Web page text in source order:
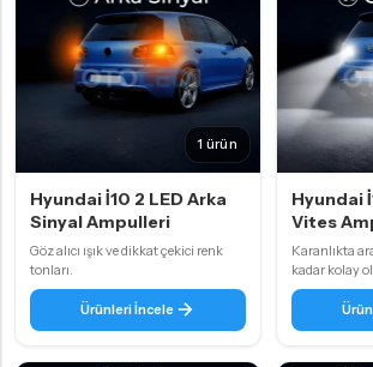
1 ürün
Hyundai İ10 2 LED Arka
Sinyal Ampulleri
Göz alıcı ışık ve dikkat çekici renk
tonları.
Ürünleri İncele
Hyundai
Vites
Karanlıkta
kadar kolay